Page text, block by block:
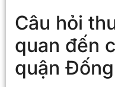
Câu hỏi
quan đến
quận